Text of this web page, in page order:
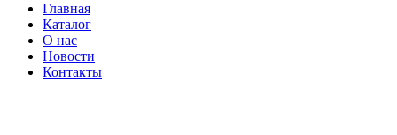
Главная
Каталог
О нас
Новости
Контакты